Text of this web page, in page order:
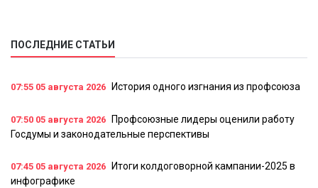
ПОСЛЕДНИЕ СТАТЬИ
07:55 05 августа 2026 История одного изгнания из профсоюза
07:50 05 августа 2026
Профсоюзные лидеры оценили работу
Госдумы и законодательные перспективы
07:45 05 августа 2026
Итоги колдоговорной кампании-2025 в
инфографике